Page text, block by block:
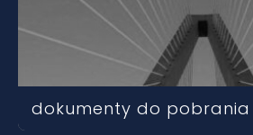
dokumenty do pobrania